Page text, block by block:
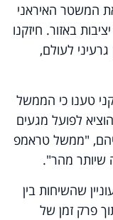
המשטר האיראני
באזור. חיזקנו
לעולם,
טענו כי הממשל
לפועל מגעים
"ממשל טראמפ
שיותר מהר".
שהשיחות בין
פרק זמן של